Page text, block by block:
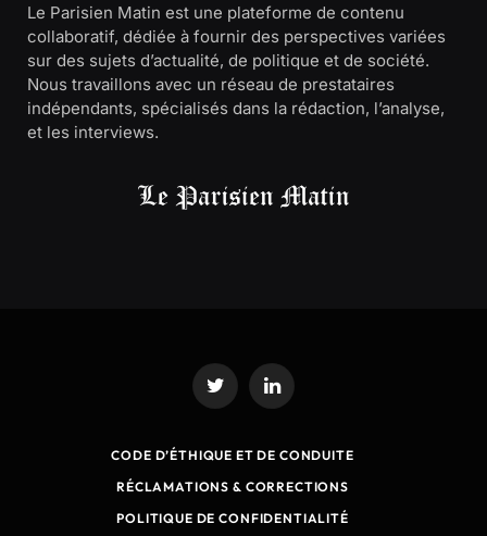
Le Parisien Matin est une plateforme de contenu
collaboratif, dédiée à fournir des perspectives variées
sur des sujets d’actualité, de politique et de société.
Nous travaillons avec un réseau de prestataires
indépendants, spécialisés dans la rédaction, l’analyse,
et les interviews.
Twitter LinkedIn
CODE D’ÉTHIQUE ET DE CONDUITE
RÉCLAMATIONS & CORRECTIONS
POLITIQUE DE CONFIDENTIALITÉ